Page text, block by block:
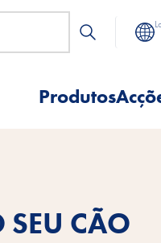
Produtos
SEU CÃO